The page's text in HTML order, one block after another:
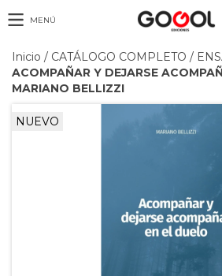
MENÚ
Inicio / CATÁLOGO COMPLETO /
ACOMPAÑAR Y DEJARSE
MARIANO BELLIZZI
NUEVO